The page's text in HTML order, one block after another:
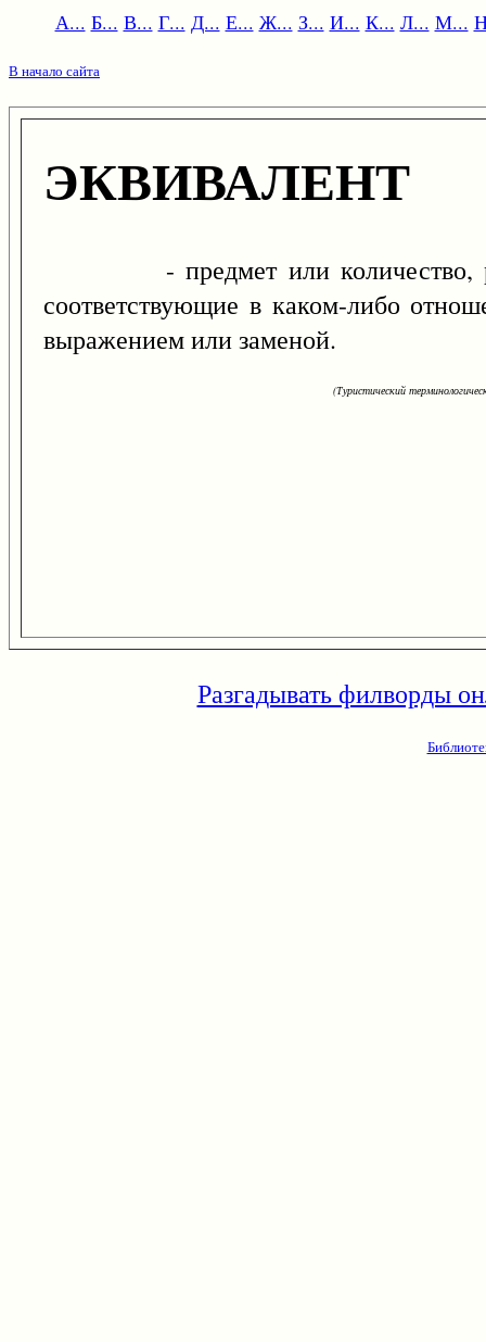
А... Б... В... Г... Д... Е... Ж... З... И... К... Л... М...
В начало сайта
ЭКВИВАЛЕНТ
- предмет или количество,
соответствующие в каком-либо
выражением или заменой.
(Туристический
Разгадывать филворды